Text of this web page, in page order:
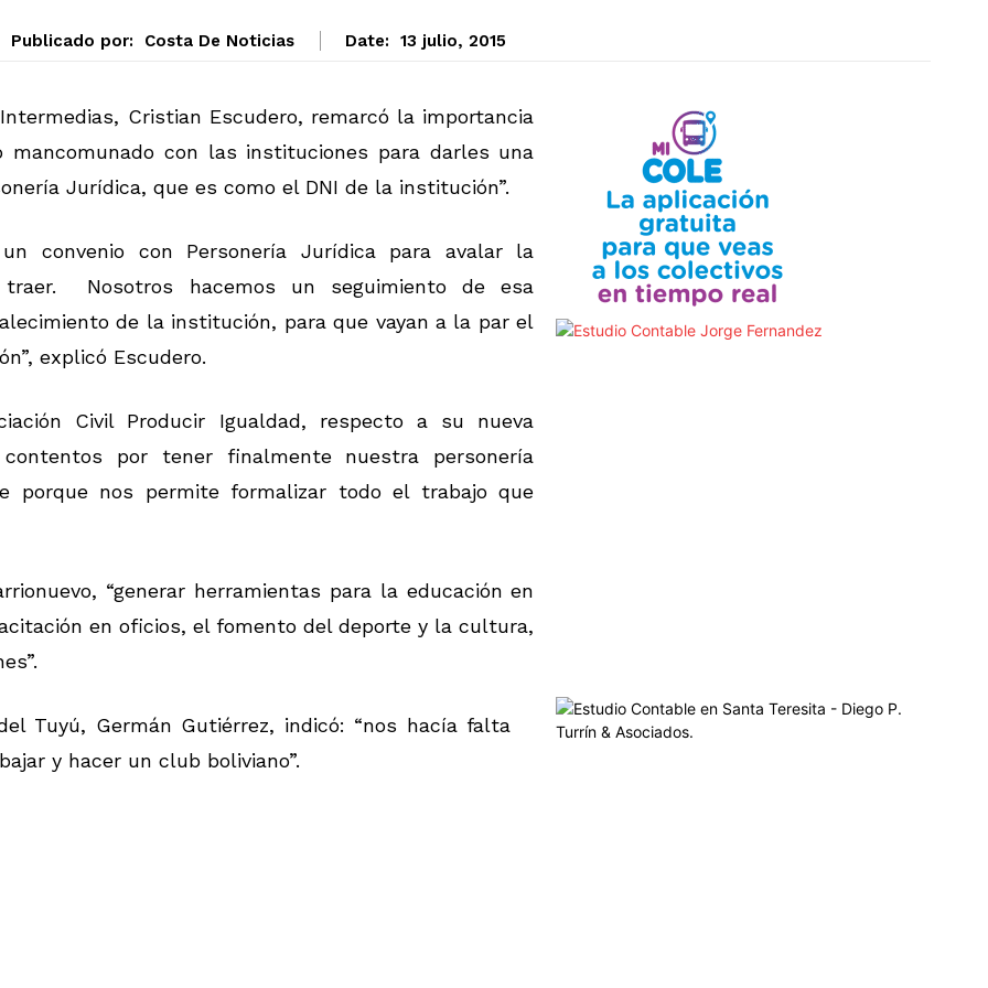
Publicado por: Costa De Noticias Date: 13 julio, 2015
Cristian Escudero, remarcó la importancia
con las instituciones para darles una
Jurídica, que es como el DNI de la institución”.
convenio con Personería Jurídica para avalar la
Nosotros hacemos un seguimiento de esa
de la institución, para que vayan a la par el
explicó Escudero.
Civil Producir Igualdad, respecto a su nueva
por tener finalmente nuestra personería
porque nos permite formalizar todo el trabajo que
“generar herramientas para la educación en
en oficios, el fomento del deporte y la cultura,
Tuyú, Germán Gutiérrez, indicó: “nos hacía falta
y hacer un club boliviano”.